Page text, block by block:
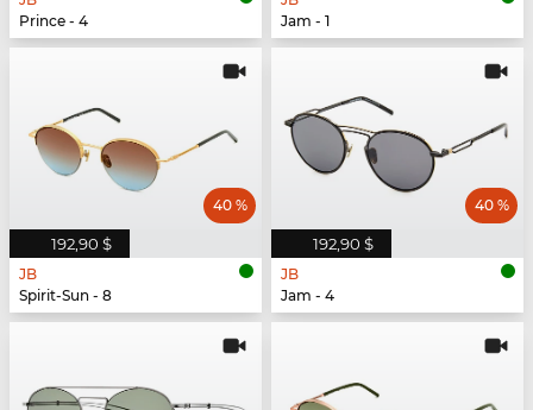
Prince - 4
Jam - 1
192,90 $
40 %
JB
Spirit-Sun - 8
192,90 $
40 %
JB
Jam - 4